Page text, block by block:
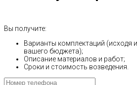
Вы получите:
Варианты комплектаций (исходя
вашего бюджета);
Описание материалов и работ;
Сроки и стоимость возведения.